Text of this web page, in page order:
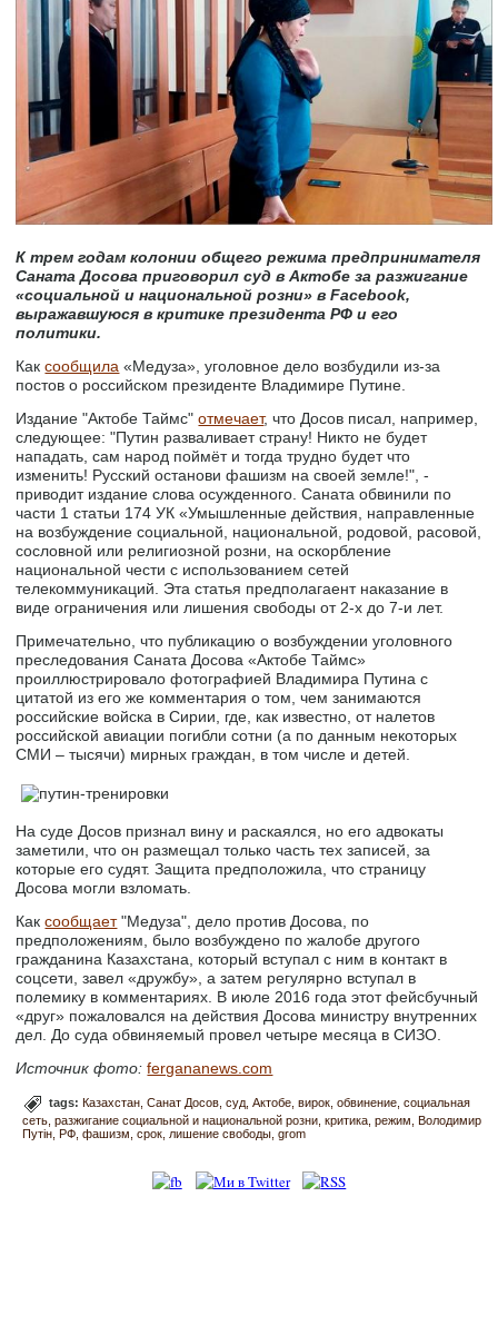
К трем годам колонии общего режима предпринимателя
Саната Досова приговорил суд в Актобе за разжигание
«социальной и национальной розни» в Facebook,
выражавшуюся в критике президента РФ и его
политики.
Каксообщила «Медуза», уголовное дело возбудили из-за
постов о российском президенте Владимире Путине.
Издание "Актобе Таймс"отмечает, что Досов писал, например,
следующее: "Путин разваливает страну! Никто не будет
нападать, сам народ поймёт и тогда трудно будет что
изменить! Русский останови фашизм на своей земле!", -
приводит издание слова осужденного. Саната обвинили по
части 1 статьи 174 УК «Умышленные действия, направленные
на возбуждение социальной, национальной, родовой, расовой,
сословной или религиозной розни, на оскорбление
национальной чести с использованием сетей
телекоммуникаций. Эта статья предполагаент наказание в
виде ограничения или лишения свободы от 2-х до 7-и лет.
Примечательно, что публикацию о возбуждении уголовного
преследования Саната Досова «Актобе Таймс»
проиллюстрировало фотографией Владимира Путина с
цитатой из его же комментария о том, чем занимаются
российские войска в Сирии, где, как известно, от налетов
российской авиации погибли сотни (а по данным некоторых
СМИ – тысячи) мирных граждан, в том числе и детей.
На суде Досов признал вину и раскаялся, но его адвокаты
заметили, что он размещал только часть тех записей, за
которые его судят. Защита предположила, что страницу
Досова могли взломать.
Каксообщает"Медуза", дело против Досова, по
предположениям, было возбуждено по жалобе другого
гражданина Казахстана, который вступал с ним в контакт в
соцсети, завел «дружбу», а затем регулярно вступал в
полемику в комментариях. В июле 2016 года этот фейсбучный
«друг» пожаловался на действия Досова министру внутренних
дел. До суда обвиняемый провел четыре месяца в СИЗО.
Источник фото: fergananews.com
tags:Казахстан Санат Досов суд Актобе вирок обвинение социальная
сеть разжигание социальной и национальной розни критика режим
Володимир
Путін РФ фашизм срок лишение свободы grom